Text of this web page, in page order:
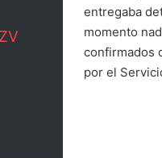
entregaba
momento
confirmados
por el